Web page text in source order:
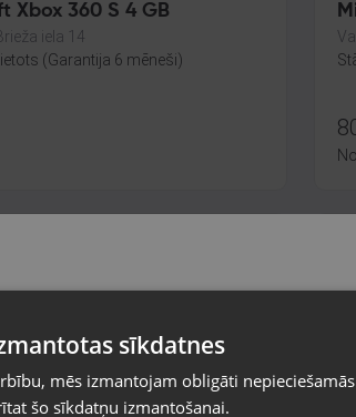
Xbox 360 S 4 GB
iela 14
(Garantija 6 mēneši)
No
būs attēlots izvēlētajā valodā
sīkdatnes
mēs izmantojam obligāti
šo sīkdatņu izmantošanai.